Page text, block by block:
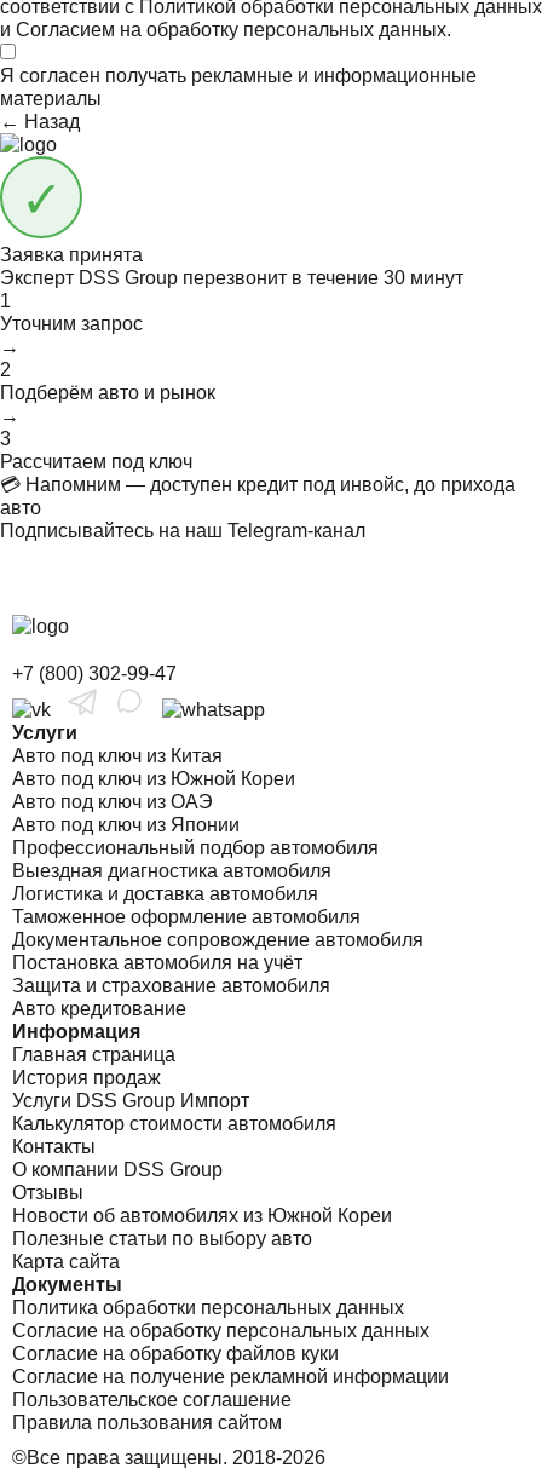
соответствии с Политикой обработки персональных данных
и Согласием на обработку персональных данных.
Я согласен получать рекламные и информационные
материалы
← Назад
Заявка принята
Эксперт DSS Group перезвонит в течение 30 минут
1
Уточним запрос
→
2
Подберём авто и рынок
→
3
Рассчитаем под ключ
💳 Напомним — доступен кредит под инвойс, до прихода
авто
Подписывайтесь на наш Telegram-канал
+7 (800) 302-99-47
Услуги
Авто под ключ из Китая
Авто под ключ из Южной Кореи
Авто под ключ из ОАЭ
Авто под ключ из Японии
Профессиональный подбор автомобиля
Выездная диагностика автомобиля
Логистика и доставка автомобиля
Таможенное оформление автомобиля
Документальное сопровождение автомобиля
Постановка автомобиля на учёт
Защита и страхование автомобиля
Авто кредитование
Информация
Главная страница
История продаж
Услуги DSS Group Импорт
Калькулятор стоимости автомобиля
Контакты
О компании DSS Group
Отзывы
Новости об автомобилях из Южной Кореи
Полезные статьи по выбору авто
Карта сайта
Документы
Политика обработки персональных данных
Согласие на обработку персональных данных
Согласие на обработку файлов куки
Согласие на получение рекламной информации
Пользовательское соглашение
Правила пользования сайтом
©Все права защищены. 2018-2026